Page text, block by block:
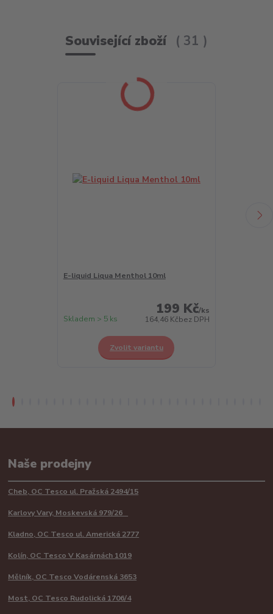
Související zboží 31
E-liquid Liqua Menthol 10ml
199 Kč/ks
164,46 Kčbez DPH
Skladem > 5 ks
Zvolit variantu
Naše prodejny
Cheb, OC Tesco ul. Pražská 2494/15
Karlovy Vary, Moskevská 979/26
Kladno, OC Tesco ul. Americká 2777
Kolín, OC Tesco V Kasárnách 1019
Mělník, OC Tesco Vodárenská 3653
Most, OC Tesco Rudolická 1706/4